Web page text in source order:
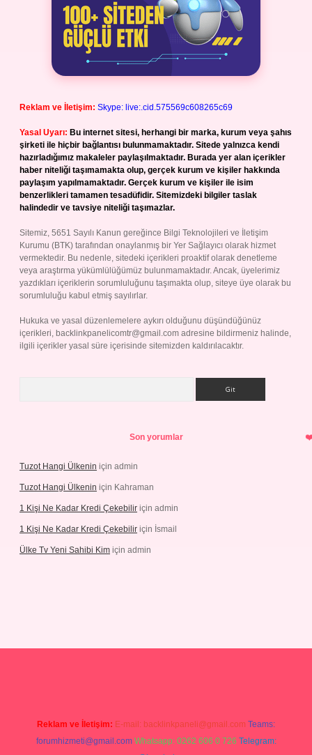
Reklam ve İletişim: Skype: live:.cid.575569c608265c69
Yasal Uyarı: Bu internet sitesi, herhangi bir marka, kurum veya şahıs
şirketi ile hiçbir bağlantısı bulunmamaktadır. Sitede yalnızca kendi
hazırladığımız makaleler paylaşılmaktadır. Burada yer alan içerikler
haber niteliği taşımamakta olup, gerçek kurum ve kişiler hakkında
paylaşım yapılmamaktadır. Gerçek kurum ve kişiler ile isim
benzerlikleri tamamen tesadüfidir. Sitemizdeki bilgiler taslak
halindedir ve tavsiye niteliği taşımazlar.
Sitemiz, 5651 Sayılı Kanun gereğince Bilgi Teknolojileri ve İletişim
Kurumu (BTK) tarafından onaylanmış bir Yer Sağlayıcı olarak hizmet
vermektedir. Bu nedenle, sitedeki içerikleri proaktif olarak denetleme
veya araştırma yükümlülüğümüz bulunmamaktadır. Ancak, üyelerimiz
yazdıkları içeriklerin sorumluluğunu taşımakta olup, siteye üye olarak bu
sorumluluğu kabul etmiş sayılırlar.
Hukuka ve yasal düzenlemelere aykırı olduğunu düşündüğünüz
içerikleri, backlinkpanelicomtr@gmail.com adresine bildirmeniz halinde,
ilgili içerikler yasal süre içerisinde sitemizden kaldırılacaktır.
Son yorumlar
Tuzot Hangi Ülkenin için admin
Tuzot Hangi Ülkenin için Kahraman
1 Kişi Ne Kadar Kredi Çekebilir için admin
1 Kişi Ne Kadar Kredi Çekebilir için İsmail
Ülke Tv Yeni Sahibi Kim için admin
Reklam ve İletişim: E-mail: backlinkpaneli@gmail.com Teams:
forumhizmeti@gmail.com Whatsapp: 0262 606 0 726 Telegram: